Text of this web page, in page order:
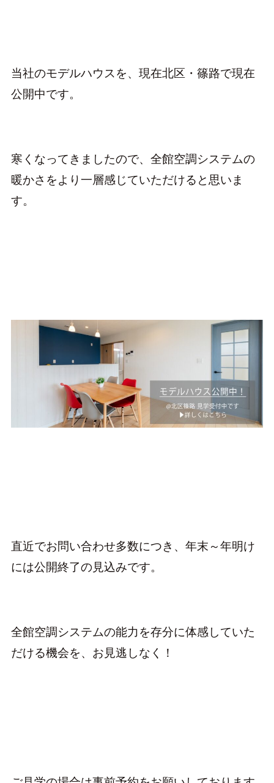
当社のモデルハウスを、現在北区・篠路で現在
公開中です。
寒くなってきましたので、全館空調システムの
暖かさをより一層感じていただけると思いま
す。
直近でお問い合わせ多数につき、年末～年明け
には公開終了の見込みです。
全館空調システムの能力を存分に体感していた
だける機会を、お見逃しなく！